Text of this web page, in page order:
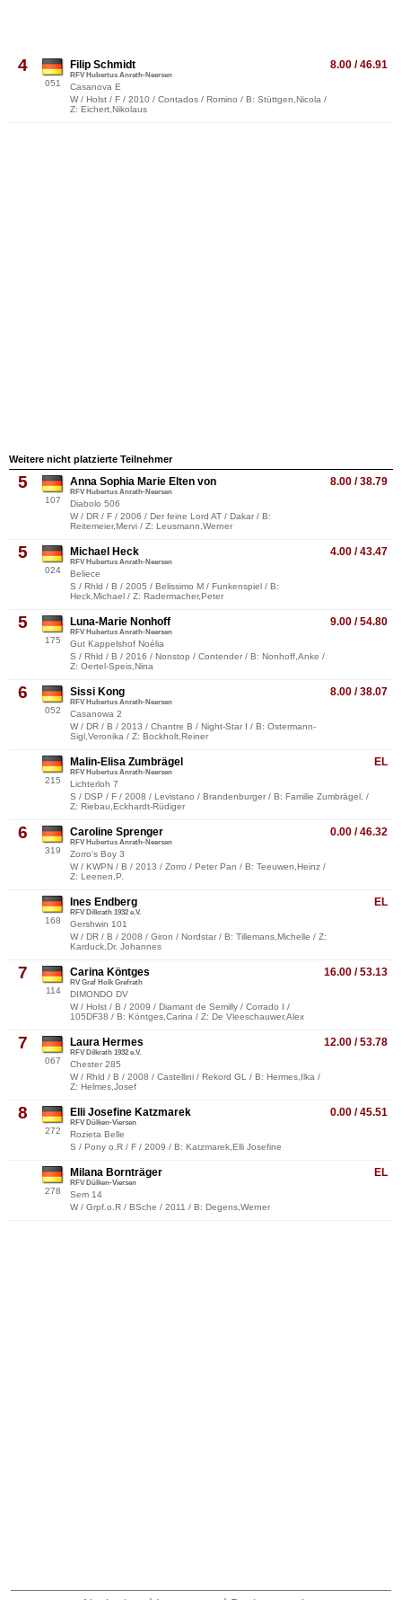
4
051
8.00 / 46.91
Filip Schmidt
RFV Hubertus Anrath-Neersen
Casanova E
W / Holst / F / 2010 / Contados / Romino / B: Stüttgen,Nicola /
Z: Eichert,Nikolaus
Weitere nicht platzierte Teilnehmer
5
107
8.00 / 38.79
Anna Sophia Marie Elten von
RFV Hubertus Anrath-Neersen
Diabolo 506
W / DR / F / 2006 / Der feine Lord AT / Dakar / B:
Reitemeier,Mervi / Z: Leusmann,Werner
5
024
4.00 / 43.47
Michael Heck
RFV Hubertus Anrath-Neersen
Beliece
S / Rhld / B / 2005 / Belissimo M / Funkenspiel / B:
Heck,Michael / Z: Radermacher,Peter
5
175
9.00 / 54.80
Luna-Marie Nonhoff
RFV Hubertus Anrath-Neersen
Gut Kappelshof Noélia
S / Rhld / B / 2016 / Nonstop / Contender / B: Nonhoff,Anke /
Z: Oertel-Speis,Nina
6
052
8.00 / 38.07
Sissi Kong
RFV Hubertus Anrath-Neersen
Casanowa 2
W / DR / B / 2013 / Chantre B / Night-Star I / B: Ostermann-
Sigl,Veronika / Z: Bockholt,Reiner
215
EL
Malin-Elisa Zumbrägel
RFV Hubertus Anrath-Neersen
Lichterloh 7
S / DSP / F / 2008 / Levistano / Brandenburger / B: Familie Zumbrägel, /
Z: Riebau,Eckhardt-Rüdiger
6
319
0.00 / 46.32
Caroline Sprenger
RFV Hubertus Anrath-Neersen
Zorro's Boy 3
W / KWPN / B / 2013 / Zorro / Peter Pan / B: Teeuwen,Heinz /
Z: Leenen,P.
168
EL
Ines Endberg
RFV Dilkrath 1932 e.V.
Gershwin 101
W / DR / B / 2008 / Giron / Nordstar / B: Tillemans,Michelle / Z:
Karduck,Dr. Johannes
7
114
16.00 / 53.13
Carina Köntges
RV Graf Holk Grefrath
DIMONDO DV
W / Holst / B / 2009 / Diamant de Semilly / Corrado I /
105DF38 / B: Köntges,Carina / Z: De Vleeschauwer,Alex
7
067
12.00 / 53.78
Laura Hermes
RFV Dilkrath 1932 e.V.
Chester 285
W / Rhld / B / 2008 / Castellini / Rekord GL / B: Hermes,Ilka /
Z: Helmes,Josef
8
272
0.00 / 45.51
Elli Josefine Katzmarek
RFV Dülken-Viersen
Rozieta Belle
S / Pony o.R / F / 2009 / B: Katzmarek,Elli Josefine
278
EL
Milana Bornträger
RFV Dülken-Viersen
Sem 14
W / Grpf.o.R / BSche / 2011 / B: Degens,Werner